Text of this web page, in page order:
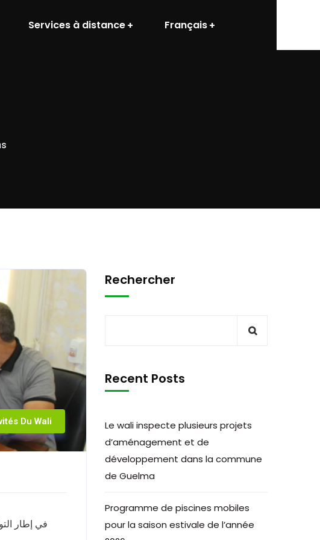
Services à distance Français
Du Wali
في إطار
Rechercher
Recent Posts
Le wali inspecte plusieurs projets
d’aménagement et de
développement dans la commune
de Guelma
Programme de piscines mobiles
pour la saison estivale de l’année